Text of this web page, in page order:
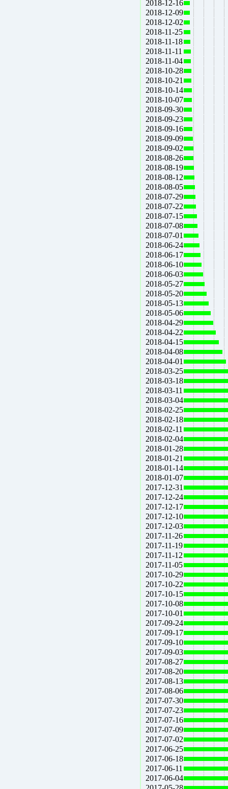
2018-12-16
2018-12-09
2018-12-02
2018-11-25
2018-11-18
2018-11-11
2018-11-04
2018-10-28
2018-10-21
2018-10-14
2018-10-07
2018-09-30
2018-09-23
2018-09-16
2018-09-09
2018-09-02
2018-08-26
2018-08-19
2018-08-12
2018-08-05
2018-07-29
2018-07-22
2018-07-15
2018-07-08
2018-07-01
2018-06-24
2018-06-17
2018-06-10
2018-06-03
2018-05-27
2018-05-20
2018-05-13
2018-05-06
2018-04-29
2018-04-22
2018-04-15
2018-04-08
2018-04-01
2018-03-25
2018-03-18
2018-03-11
2018-03-04
2018-02-25
2018-02-18
2018-02-11
2018-02-04
2018-01-28
2018-01-21
2018-01-14
2018-01-07
2017-12-31
2017-12-24
2017-12-17
2017-12-10
2017-12-03
2017-11-26
2017-11-19
2017-11-12
2017-11-05
2017-10-29
2017-10-22
2017-10-15
2017-10-08
2017-10-01
2017-09-24
2017-09-17
2017-09-10
2017-09-03
2017-08-27
2017-08-20
2017-08-13
2017-08-06
2017-07-30
2017-07-23
2017-07-16
2017-07-09
2017-07-02
2017-06-25
2017-06-18
2017-06-11
2017-06-04